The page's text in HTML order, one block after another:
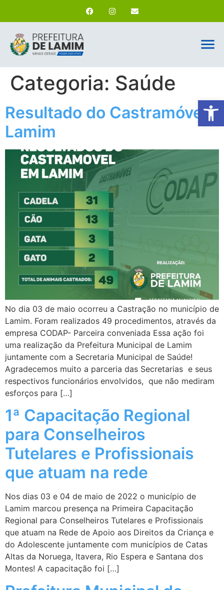
Categoria: Saúde
Resultado do Castramóvel –
Lamim
No dia 03 de maio ocorreu a Castração no município de
Lamim. Foram realizados 49 procedimentos, através da
empresa CODAP- Parceira conveniada Essa ação foi
uma realização da Prefeitura Municipal de Lamim
juntamente com a Secretaria Municipal de Saúde!
Agradecemos muito a parceria das Secretarias e seus
respectivos funcionários envolvidos, que não mediram
esforços para […]
1ª Capacitação Regional
para Conselheiros
Tutelares e Profissionais
que atuam na rede
Nos dias 03 e 04 de maio de 2022 o município de
Lamim marcou presença na Primeira Capacitação
Regional para Conselheiros Tutelares e Profissionais
que atuam na Rede de Apoio aos Direitos da Criança e
do Adolescente juntamente com municípios de Catas
Altas da Noruega, Itavera, Rio Espera e Santana dos
Montes! A capacitação foi […]